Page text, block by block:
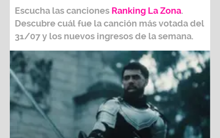
Escucha las canciones Ranking La Zona.
Descubre cuál fue la canción más votada del
31/07y los nuevos ingresos de la semana.